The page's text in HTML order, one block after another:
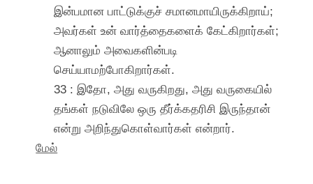
இன்பமான பாட்டுக்குச் சமானமாயிருக்கிறாய்;
அவர்கள் உன் வார்த்தைகளைக் கேட்கிறார்கள்;
ஆனாலும் அவைகளின்படி
செய்யாமற்போகிறார்கள்.
33 : இதோ, அது வருகிறது, அது வருகையில்
தங்கள் நடுவிலே ஒரு தீர்க்கதரிசி இருந்தான்
என்று அறிந்துகொள்வார்கள் என்றார்.
மேல்